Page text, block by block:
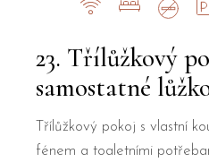
23. Třílůžkový
samostatné
Třílůžkový pokoj s vlastní
fénem a toaletními